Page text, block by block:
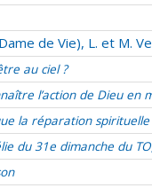
de Vie), L. et M.
au ciel ?
l’action de Dieu en
la réparation spirituelle
du 31e dimanche du